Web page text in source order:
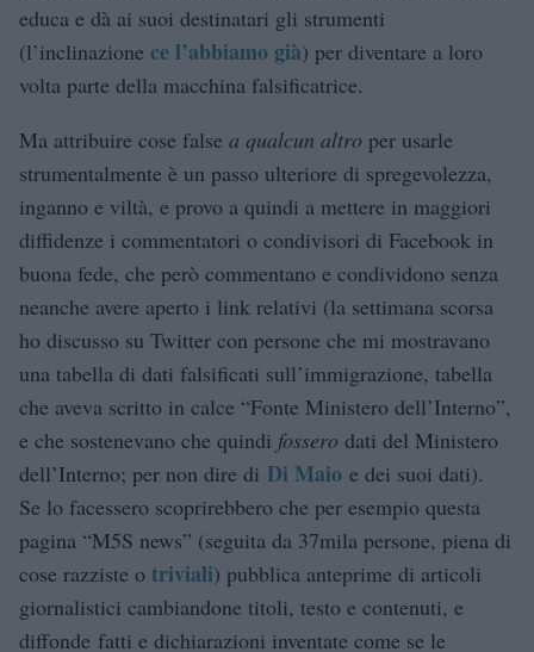
educa e dà ai suoi destinatari gli strumenti
(l’inclinazione ce l’abbiamo già) per diventare a loro
volta parte della macchina falsificatrice.
Ma attribuire cose false a qualcun altro per usarle
strumentalmente è un passo ulteriore di spregevolezza,
inganno e viltà, e provo a quindi a mettere in maggiori
diffidenze i commentatori o condivisori di Facebook in
buona fede, che però commentano e condividono senza
neanche avere aperto i link relativi (la settimana scorsa
ho discusso su Twitter con persone che mi mostravano
una tabella di dati falsificati sull’immigrazione, tabella
che aveva scritto in calce “Fonte Ministero dell’Interno”,
e che sostenevano che quindi fossero dati del Ministero
dell’Interno; per non dire di Di Maio e dei suoi dati).
Se lo facessero scoprirebbero che per esempio questa
pagina “M5S news” (seguita da 37mila persone, piena di
cose razziste o triviali) pubblica anteprime di articoli
giornalistici cambiandone titoli, testo e contenuti, e
diffonde fatti e dichiarazioni inventate come se le